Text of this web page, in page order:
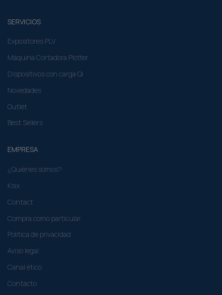
SERVICIOS
Expositores PLV
Máquina Cortadora Plotter
Dispositivos con carga Qi
Novedades
Outlet
Best Sellers
EMPRESA
¿Quiénes somos?
Ksix
Contact
Compra como particular​
Politica de privacidad
Aviso legal
Canal ético
Contacto